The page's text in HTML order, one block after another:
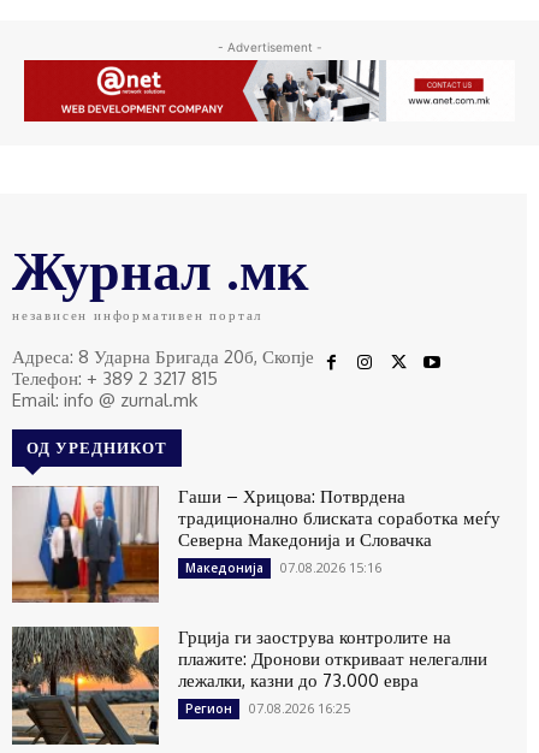
- Advertisement -
Журнал .мк
независен информативен портал
Адреса: 8 Ударна Бригада 20б, Скопје
Телефон: + 389 2 3217 815
Email: info @ zurnal.mk
ОД УРЕДНИКОТ
Гаши – Хрицова: Потврдена
традиционално блиската соработка меѓу
Северна Македонија и Словачка
Македонија 07.08.2026 15:16
Грција ги заострува контролите на
плажите: Дронови откриваат нелегални
лежалки, казни до 73.000 евра
Регион 07.08.2026 16:25